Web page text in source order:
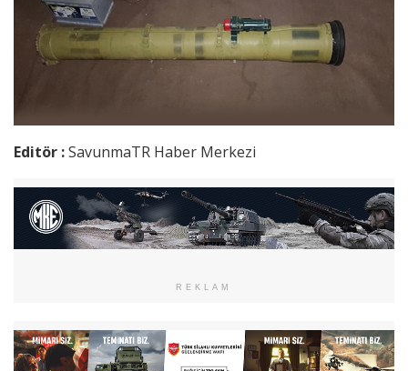
Editör :SavunmaTR Haber Merkezi
REKLAM